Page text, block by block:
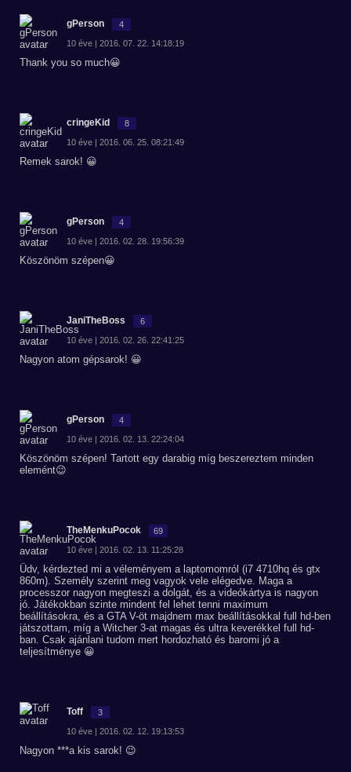
gPerson 4
10 éve | 2016. 07. 22. 14:18:19
Thank you so much😀
cringeKid 8
10 éve | 2016. 06. 25. 08:21:49
Remek sarok! 😀
gPerson 4
10 éve | 2016. 02. 28. 19:56:39
Köszönöm szépen😀
JaniTheBoss 6
10 éve | 2016. 02. 26. 22:41:25
Nagyon atom gépsarok! 😀
gPerson 4
10 éve | 2016. 02. 13. 22:24:04
Köszönöm szépen! Tartott egy darabig míg beszereztem minden
elemént😉
TheMenkuPocok 69
10 éve | 2016. 02. 13. 11:25:28
Üdv, kérdezted mi a véleményem a laptomomról (i7 4710hq és gtx
860m). Személy szerint meg vagyok vele elégedve. Maga a
processzor nagyon megteszi a dolgát, és a videókártya is nagyon
jó. Játékokban szinte mindent fel lehet tenni maximum
beállításokra, és a GTA V-öt majdnem max beállításokkal full hd-ben
játszottam, míg a Witcher 3-at magas és ultra keverékkel full hd-
ban. Csak ajánlani tudom mert hordozható és baromi jó a
teljesítménye 😀
Toff 3
10 éve | 2016. 02. 12. 19:13:53
Nagyon ***a kis sarok! 😉